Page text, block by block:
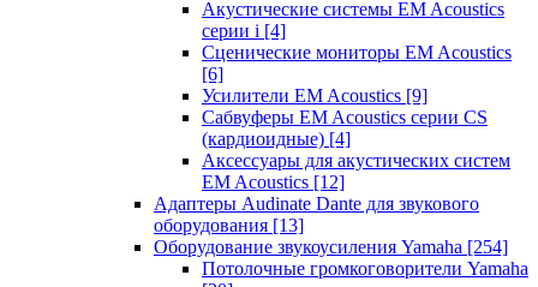
Акустические системы EM Acoustics
серии i [4]
Сценические мониторы EM Acoustics
[6]
Усилители EM Acoustics [9]
Сабвуферы EM Acoustics серии CS
(кардиоидные) [4]
Аксессуары для акустических систем
EM Acoustics [12]
Адаптеры Audinate Dante для звукового
оборудования [13]
Оборудование звукоусиления Yamaha [254]
Потолочные громкоговорители Yamaha